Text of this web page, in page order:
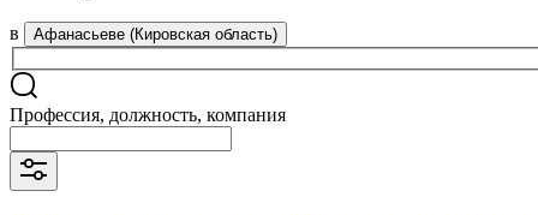
в Афанасьеве (Кировская область)
Профессия, должность, компания